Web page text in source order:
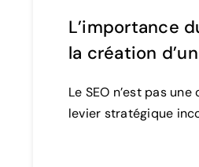
L’importance
la création
Le SEO n’est pas
levier stratégique